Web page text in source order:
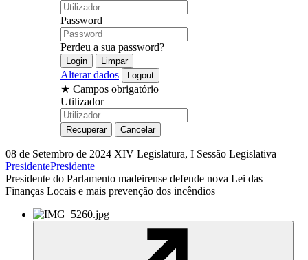
Password
Perdeu a sua password?
Alterar dados
★ Campos obrigatório
Utilizador
08 de Setembro de 2024 XIV Legislatura, I Sessão Legislativa
PresidentePresidente
Presidente do Parlamento madeirense defende nova Lei das
Finanças Locais e mais prevenção dos incêndios